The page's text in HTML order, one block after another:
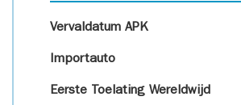
Vervaldatum APK
Importauto
Eerste Toelating Wereldwijd